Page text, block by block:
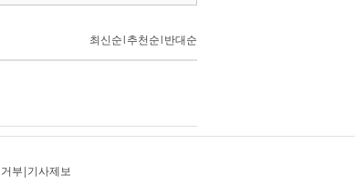
부 기사제보